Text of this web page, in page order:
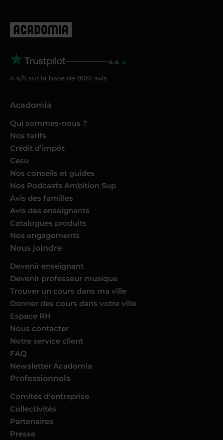
4.4
4.4/5 sur la base de 8061 avis
Acadomia
Qui sommes-nous ?
Nos tarifs
Crédit d’impôt
Cesu
Nos conseils et guides
Nos Podcasts Ambition Sup
Avis des familles
Avis des enseignants
Catalogues produits
Nos engagements
Nous joindre
Devenir enseignant
Devenir professeur musique
Trouver un cours dans ma ville
Donner des cours dans votre ville
Espace RH
Nous contacter
Notre service client
FAQ
Newsletter Acadomia
Professionnels
Comités d’entreprise
Collectivités
Partenaires
Presse